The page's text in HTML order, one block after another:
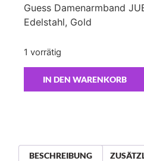
Guess Damenarmband
Edelstahl, Gold
1 vorrätig
IN DEN WARENKORB
BESCHREIBUNG